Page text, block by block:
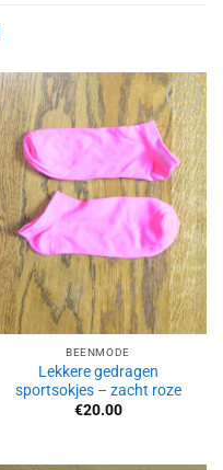
Aan
verlanglijst
toevoegen
BEENMODE
Lekkere gedragen
sportsokjes – zacht roze
€20.00